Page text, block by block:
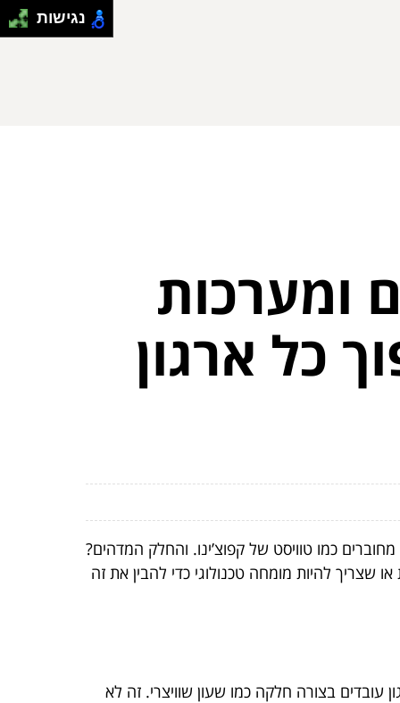
ומערכות
כל ארגון
כמו טוויסט של קפוצ’ינו. והחלק המדהים?
להיות מומחה טכנולוגי כדי להבין את זה
בצורה חלקה כמו שעון שוויצרי. זה לא
נגישות